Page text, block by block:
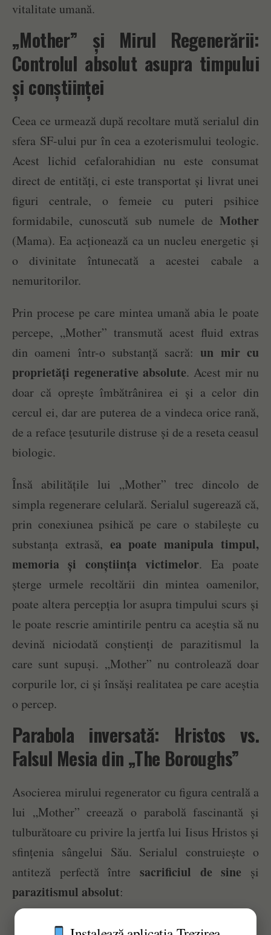
vitalitate umană.
„Mother” și Mirul Regenerării:
Controlul absolut asupra timpului
și conștiinței
Ceea ce urmează după recoltare mută serialul din
sfera SF-ului pur în cea a ezoterismului teologic.
Acest lichid cefalorahidian nu este consumat
direct de entități, ci este transportat și livrat unei
figuri centrale, o femeie cu puteri psihice
formidabile, cunoscută sub numele de Mother
(Mama). Ea acționează ca un nucleu energetic și
o divinitate întunecată a acestei cabale a
nemuritorilor.
Prin procese pe care mintea umană abia le poate
percepe, „Mother” transmută acest fluid extras
din oameni într-o substanță sacră:un mir cu
proprietăți regenerative absolute. Acest mir nu
doar că oprește îmbătrânirea ei și a celor din
cercul ei, dar are puterea de a vindeca orice rană,
de a reface țesuturile distruse și de a reseta ceasul
biologic.
Însă abilitățile lui „Mother” trec dincolo de
simpla regenerare celulară. Serialul sugerează că,
prin conexiunea psihică pe care o stabilește cu
substanța extrasă, ea poate manipula timpul,
memoria și conștiința victimelor. Ea poate
șterge urmele recoltării din mintea oamenilor,
poate altera percepția lor asupra timpului scurs și
le poate rescrie amintirile pentru ca aceștia să nu
devină niciodată conștienți de parazitismul la
care sunt supuși. „Mother” nu controlează doar
corpurile lor, ci și însăși realitatea pe care aceștia
o percep.
Parabola inversată: Hristos vs.
Falsul Mesia din „The Boroughs”
Asocierea mirului regenerator cu figura centrală a
lui „Mother” creează o parabolă fascinantă și
tulburătoare cu privire la jertfa lui Iisus Hristos și
sfințenia sângelui Său. Serialul construiește o
antiteză perfectă între sacrificiul de sine și
parazitismul absolut:
Sângele lui Hristos care vindecă și